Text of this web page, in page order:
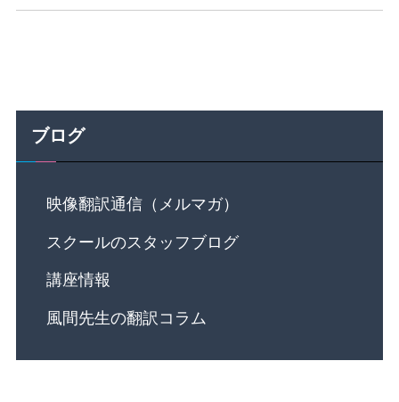
ブログ
映像翻訳通信（メルマガ）
スクールのスタッフブログ
講座情報
風間先生の翻訳コラム